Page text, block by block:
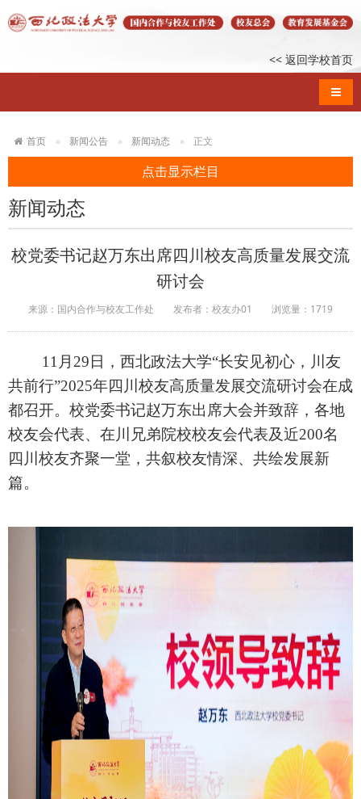
<< 返回学校首页
导航
首页 新闻公告 新闻动态 正文
点击显示栏目
新闻动态
校党委书记赵万东出席四川校友高质量发展交流
研讨会
来源：国内合作与校友工作处 发布者：校友办01 浏览量： 1719
11月29日，西北政法大学“长安见初心，川友
共前行”2025年四川校友高质量发展交流研讨会在成
都召开。校党委书记赵万东出席大会并致辞，各地
校友会代表、在川兄弟院校校友会代表及近200名
四川校友齐聚一堂，共叙校友情深、共绘发展新
篇。